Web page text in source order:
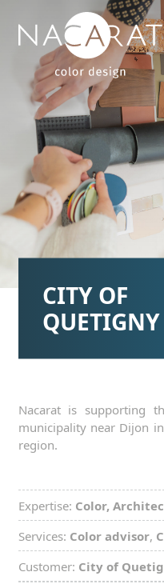
CITY OF
QUETIGNY
Nacarat is supporting
municipality near Dijon
region.
Expertise: Color,
Services: Color advisor,
Customer: City of